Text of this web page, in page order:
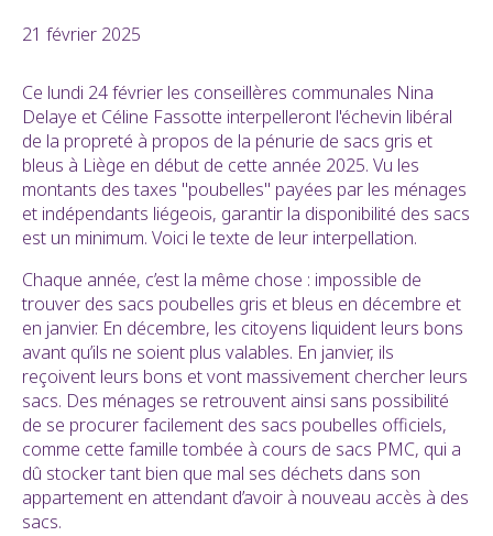
21 février 2025
Ce lundi 24 février les conseillères communales Nina
Delaye et Céline Fassotte interpelleront l'échevin libéral
de la propreté à propos de la pénurie de sacs gris et
bleus à Liège en début de cette année 2025. Vu les
montants des taxes "poubelles" payées par les ménages
et indépendants liégeois, garantir la disponibilité des sacs
est un minimum. Voici le texte de leur interpellation.
Chaque année, c’est la même chose : impossible de
trouver des sacs poubelles gris et bleus en décembre et
en janvier. En décembre, les citoyens liquident leurs bons
avant qu’ils ne soient plus valables. En janvier, ils
reçoivent leurs bons et vont massivement chercher leurs
sacs. Des ménages se retrouvent ainsi sans possibilité
de se procurer facilement des sacs poubelles officiels,
comme cette famille tombée à cours de sacs PMC, qui a
dû stocker tant bien que mal ses déchets dans son
appartement en attendant d’avoir à nouveau accès à des
sacs.